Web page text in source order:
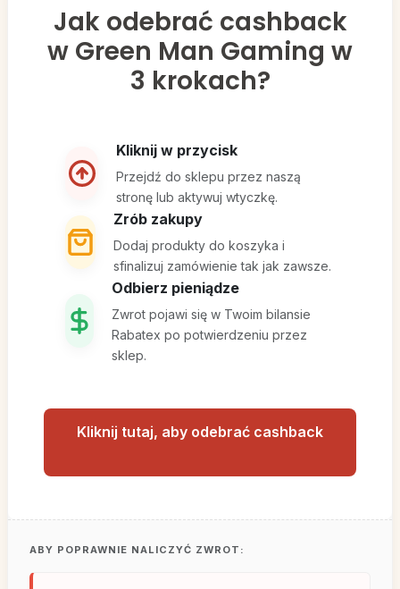
Jak odebrać cashback
w Green Man Gaming w
3 krokach?
Kliknij w przycisk
Przejdź do sklepu przez naszą
stronę lub aktywuj wtyczkę.
Zrób zakupy
Dodaj produkty do koszyka i
sfinalizuj zamówienie tak jak zawsze.
Odbierz pieniądze
Zwrot pojawi się w Twoim bilansie
Rabatex po potwierdzeniu przez
sklep.
Kliknij tutaj, aby odebrać cashback
ABY POPRAWNIE NALICZYĆ ZWROT: